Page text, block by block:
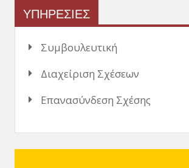
ΥΠΗΡΕΣΙΕΣ
Συμβουλευτική
Διαχείριση Σχέσεων
Επανασύνδεση Σχέσης